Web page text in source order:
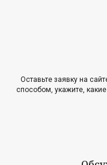
Оставьте заявку на
способом, укажите,